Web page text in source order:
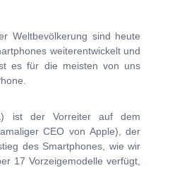
Weltbevölkerung sind heute
weiterentwickelt und
es für die meisten von uns
ist der Vorreiter auf dem
CEO von Apple), der
des Smartphones, wie wir
17 Vorzeigemodelle verfügt,